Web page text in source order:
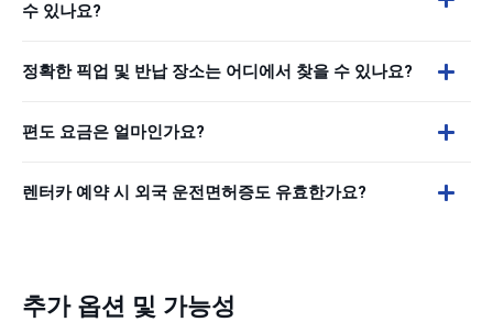
수 있나요?
정확한 픽업 및 반납 장소는 어디에서 찾을 수 있나요?
편도 요금은 얼마인가요?
렌터카 예약 시 외국 운전면허증도 유효한가요?
추가 옵션 및 가능성